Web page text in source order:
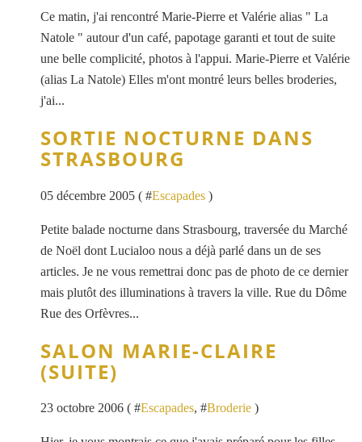
Ce matin, j'ai rencontré Marie-Pierre et Valérie alias " La
Natole " autour d'un café, papotage garanti et tout de suite
une belle complicité, photos à l'appui. Marie-Pierre et Valérie
(alias La Natole) Elles m'ont montré leurs belles broderies,
j'ai...
SORTIE NOCTURNE DANS
STRASBOURG
05 décembre 2005 ( #Escapades )
Petite balade nocturne dans Strasbourg, traversée du Marché
de Noël dont Lucialoo nous a déjà parlé dans un de ses
articles. Je ne vous remettrai donc pas de photo de ce dernier
mais plutôt des illuminations à travers la ville. Rue du Dôme
Rue des Orfèvres...
SALON MARIE-CLAIRE
(SUITE)
23 octobre 2006 ( #Escapades, #Broderie )